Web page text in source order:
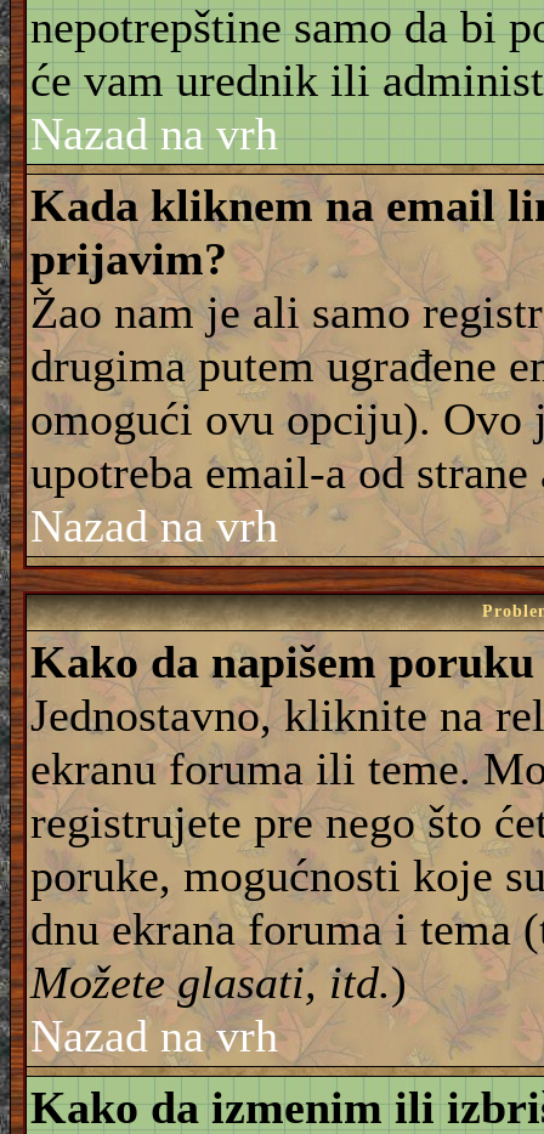
nepotrepštine samo da bi
će vam urednik ili
Nazad na vrh
Kada kliknem na email
prijavim?
Žao nam je ali samo
drugima putem ugrađene
omogući ovu opciju). Ovo
upotreba email-a od
Nazad na vrh
Kako da napišem
Jednostavno, kliknite na
ekranu foruma ili teme.
registrujete pre nego što
poruke, mogućnosti koje
dnu ekrana foruma i tema
Možete glasati, itd.)
Nazad na vrh
Kako da izmenim ili